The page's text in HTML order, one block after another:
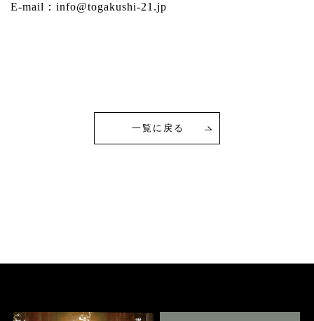
E-mail：info@togakushi-21.jp
一覧に戻る